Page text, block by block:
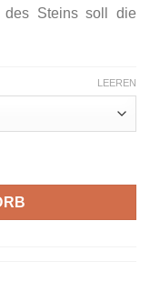
des Steins soll die
LEEREN